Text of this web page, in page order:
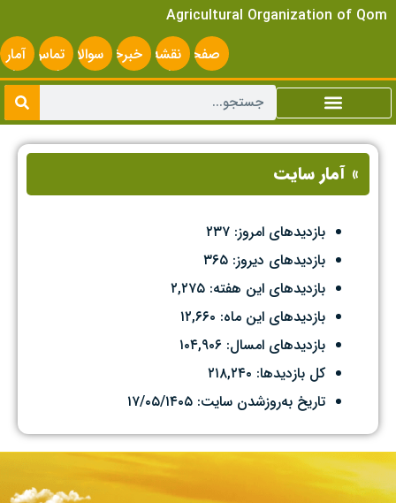
Agricultural Organization of Qom
صفحه
اصلی
نقشه
سایت
خبرخوانسوالات
متداول
تماس
با ما
آمار
» آمار سایت
بازدیدهای امروز: ۲۳۷
بازدیدهای دیروز: ۳۶۵
بازدیدهای این هفته: ۲,۲۷۵
بازدیدهای این ماه: ۱۲,۶۶۰
بازدیدهای امسال: ۱۰۴,۹۰۶
کل بازدیدها: ۲۱۸,۲۴۰
تاریخ به‌روزشدن سایت: ۱۷/۰۵/۱۴۰۵